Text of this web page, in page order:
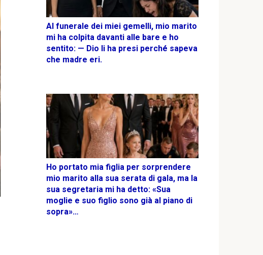
Al funerale dei miei gemelli, mio marito
mi ha colpita davanti alle bare e ho
sentito: — Dio li ha presi perché sapeva
che madre eri.
Ho portato mia figlia per sorprendere
mio marito alla sua serata di gala, ma la
sua segretaria mi ha detto: «Sua
moglie e suo figlio sono già al piano di
sopra»…